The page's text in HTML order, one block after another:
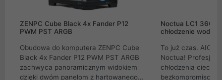
ZENPC Cube Black 4x Fander P12
PWM PST ARGB
Obudowa do komputera ZENPC Cube
Black 4x Fander P12 PWM PST ARGB
zachwyca panoramicznym widokiem
dzięki dwóm panelom z hartowanego
Noctua LC1
chłodzenie wodne
To już czas. AIO
Noctua!
chłodzenia cieczą